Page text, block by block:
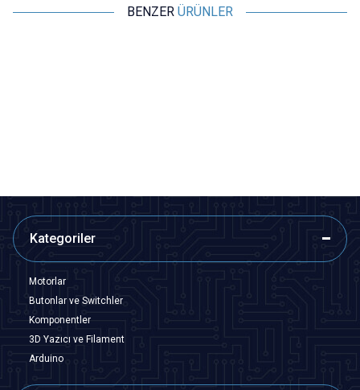
BENZER ÜRÜNLER
Kategoriler
Motorlar
Butonlar ve Switchler
Komponentler
3D Yazıcı ve Filament
Arduino